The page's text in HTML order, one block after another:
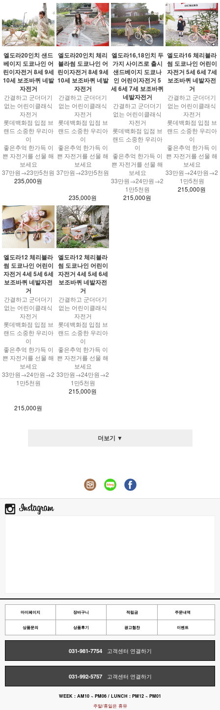
엘도라20인치 샌드
베이지 도쿄나인 어
린이자전거 8세 9세
10세 보조바퀴 네발
자전거
간결하고 군더더기
없는 어린이클래식
자전거
롯데백화점 입점 브
랜드 소중한 우리아
이
좋은추억 한가득 이
쁜 자전거를 선물 해
보세요
37만원→23만5천원
235,000원
엘도라20인치 체리
블라썸 도쿄나인 어
린이자전거 8세 9세
10세 보조바퀴 네발
자전거
간결하고 군더더기
없는 어린이클래식
자전거
롯데백화점 입점 브
랜드 소중한 우리아
이
좋은추억 한가득 이
쁜 자전거를 선물 해
보세요
37만원→23만5천원
235,000원
엘도라16,18인치 두
가지 사이즈로 출시
샌드베이지 도쿄나
인 어린이자전거 5
세 6세 7세 보조바퀴
네발자전거
간결하고 군더더기
없는 어린이클래식
자전거
롯데백화점 입점 브
랜드 소중한 우리아
이
좋은추억 한가득 이
쁜 자전거를 선물 해
보세요
33만원→24만원→2
1만5천원
215,000원
엘도라16 체리블라
썸 도쿄나인 어린이
자전거 5세 6세 7세
보조바퀴 네발자전
거
간결하고 군더더기
없는 어린이클래식
자전거
롯데백화점 입점 브
랜드 소중한 우리아
이
좋은추억 한가득 이
쁜 자전거를 선물 해
보세요
33만원→24만원→2
1만5천원
215,000원
엘도라12 체리블라
썸 도쿄나인 어린이
자전거 4세 5세 6세
보조바퀴 네발자전
거
간결하고 군더더기
없는 어린이클래식
자전거
롯데백화점 입점 브
랜드 소중한 우리아
이
좋은추억 한가득 이
쁜 자전거를 선물 해
보세요
33만원→24만원→2
1만5천원
215,000원
엘도라12 체리블라
썸 도쿄나인 어린이
자전거 4세 5세 6세
보조바퀴 네발자전
거
간결하고 군더더기
없는 어린이클래식
자전거
롯데백화점 입점 브
랜드 소중한 우리아
이
좋은추억 한가득 이
쁜 자전거를 선물 해
보세요
33만원→24만원→2
1만5천원
215,000원
더보기 ▼
마이페이지 장바구니 적립금 주문내역
상품문의 상품후기 광고협찬 이벤트
031-981-7754 고객센터 연결하기
031-992-5757 고객센터 연결하기
WEEK : AM10 ~ PM06 / LUNCH : PM12 ~ PM01
주말/휴일은 휴뮤